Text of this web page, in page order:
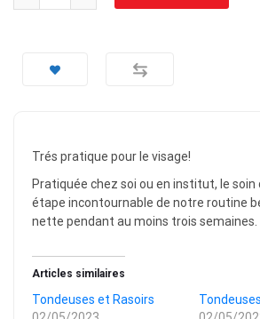
Trés pratique pour le visage!
Pratiquée chez soi ou en institut, le soin
étape incontournable de notre routine
nette pendant au moins trois semaines.
Articles similaires
Tondeuses et Rasoirs